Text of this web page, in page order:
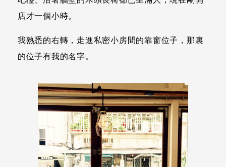
店才一個小時。
我熟悉的右轉，走進私密小房間的靠窗位子，那裏
的位子有我的名字。